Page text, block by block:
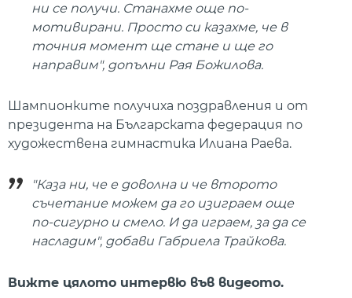
ни се получи. Станахме още по-
мотивирани. Просто си казахме, че в
точния момент ще стане и ще го
направим", допълни Рая Божилова.
Шампионките получиха поздравления и от
президента на Българската федерация по
художествена гимнастика Илиана Раева.
"Каза ни, че е доволна и че второто
съчетание можем да го изиграем още
по-сигурно и смело. И да играем, за да се
насладим", добави Габриела Трайкова.
Вижте цялото интервю във видеото.